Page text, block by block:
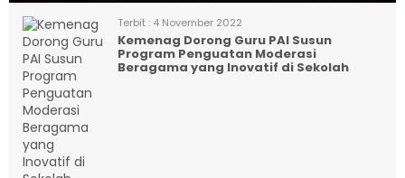
Terbit : 4 November 2022
Kemenag Dorong Guru PAI Susun
Program Penguatan Moderasi
Beragama yang Inovatif di Sekolah